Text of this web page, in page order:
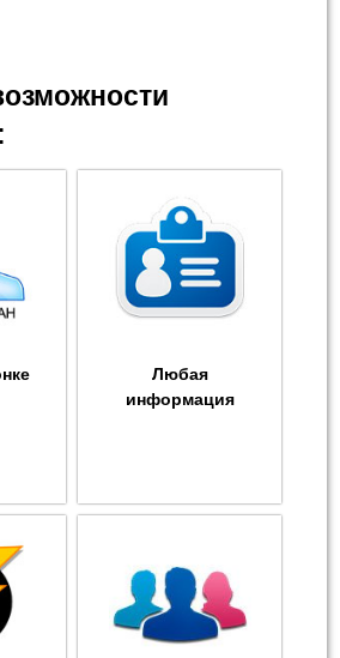
Любая
информация